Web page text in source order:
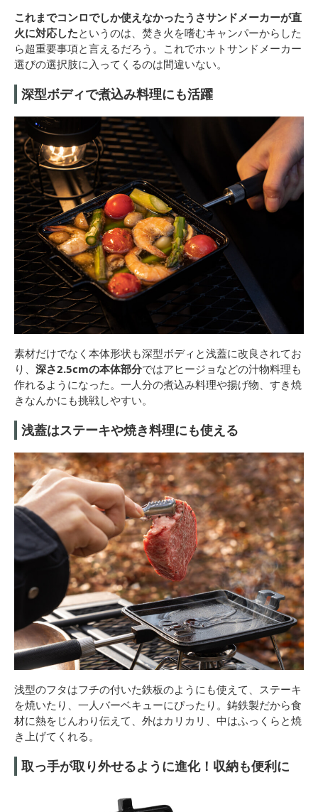
これまでコンロでしか使えなかったうさサンドメーカーが直
火に対応したというのは、焚き火を嗜むキャンパーからした
ら超重要事項と言えるだろう。これでホットサンドメーカー
選びの選択肢に入ってくるのは間違いない。
深型ボディで煮込み料理にも活躍
素材だけでなく本体形状も深型ボディと浅蓋に改良されてお
り、 深さ2.5cmの本体部分ではアヒージョなどの汁物料理も
作れるようになった。一人分の煮込み料理や揚げ物、すき焼
きなんかにも挑戦しやすい。
浅蓋はステーキや焼き料理にも使える
浅型のフタはフチの付いた鉄板のようにも使えて、ステーキ
を焼いたり、一人バーベキューにぴったり。鋳鉄製だから食
材に熱をじんわり伝えて、外はカリカリ、中はふっくらと焼
き上げてくれる。
取っ手が取り外せるように進化！収納も便利に